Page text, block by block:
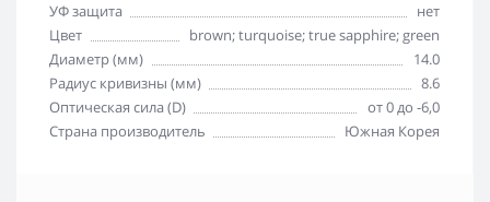
УФ защита
нет
Цвет
brown; turquoise; true sapphire; green
Диаметр (мм)
14.0
Радиус кривизны (мм)
8.6
Оптическая сила (D)
от 0 до -6,0
Страна производитель
Южная Корея